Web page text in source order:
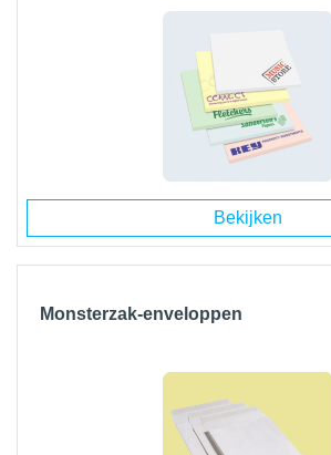
Bekijken
Monsterzak-enveloppen